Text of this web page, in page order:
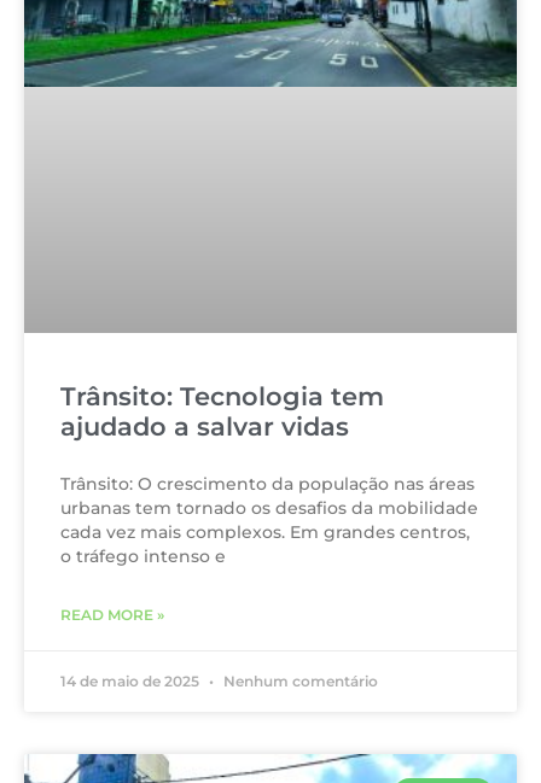
Trânsito: Tecnologia tem
ajudado a salvar vidas
Trânsito: O crescimento da população nas áreas
urbanas tem tornado os desafios da mobilidade
cada vez mais complexos. Em grandes centros,
o tráfego intenso e
READ MORE »
14 de maio de 2025 Nenhum comentário